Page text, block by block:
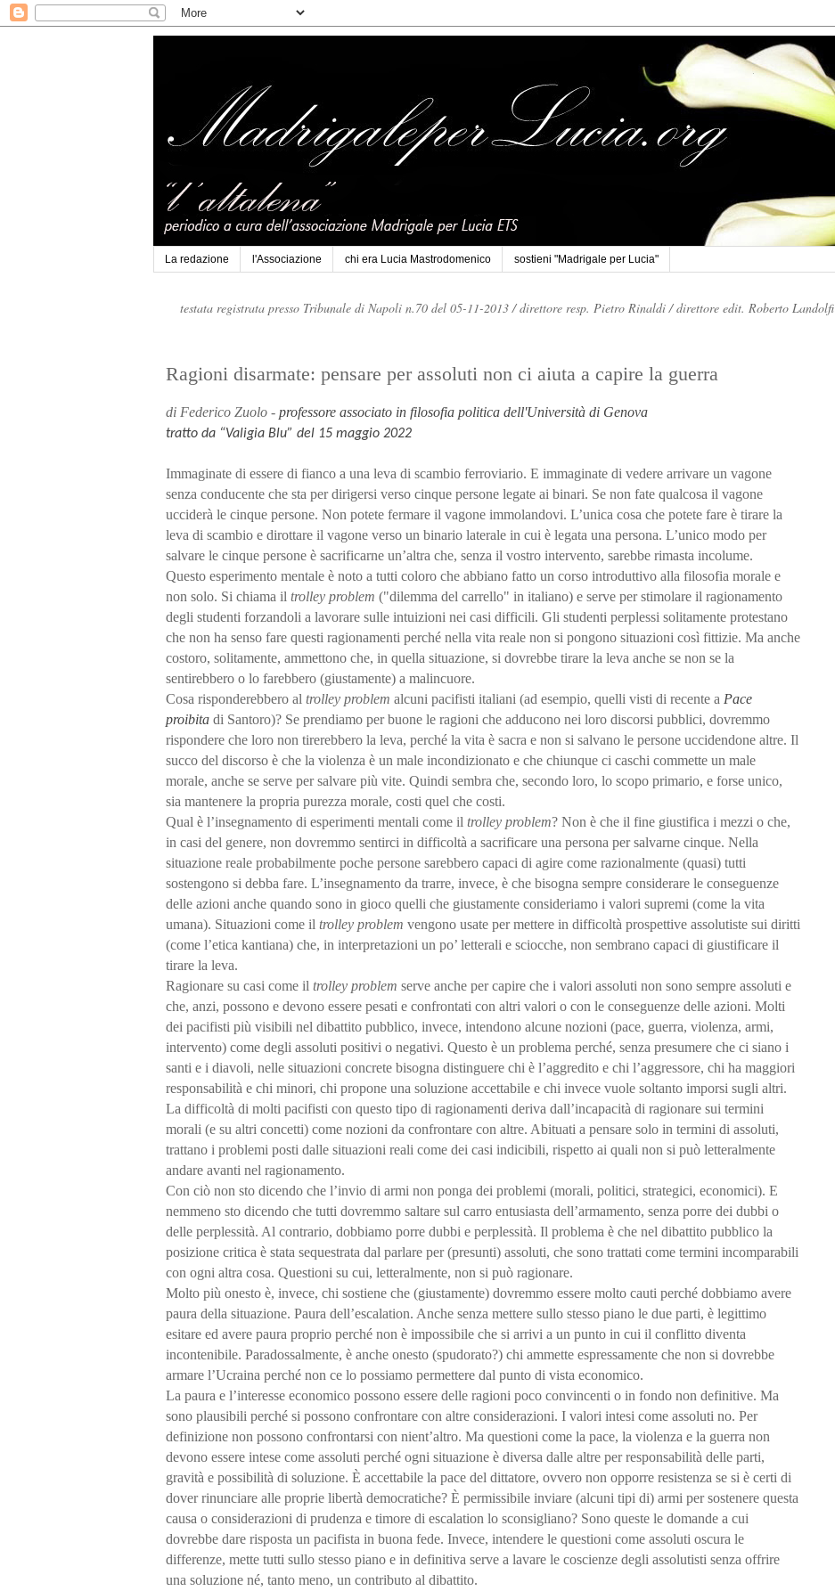
La redazione l'Associazione chi era Lucia Mastrodomenico sostieni "Madrigale per Lucia"
testata registrata presso Tribunale di Napoli n.70 del 05-11-2013 /direttore resp. Pietro Rinaldi /direttore edit. Roberto Landolfi
Ragioni disarmate: pensare per assoluti non ci aiuta a capire la guerra
di Federico Zuolo - professore associato in filosofia politica dell'Università di Genova
tratto da “Valigia Blu” del 15 maggio 2022
Immaginate di essere di fianco a una leva di scambio ferroviario. E immaginate di vedere arrivare un vagone
senza conducente che sta per dirigersi verso cinque persone legate ai binari. Se non fate qualcosa il vagone
ucciderà le cinque persone. Non potete fermare il vagone immolandovi. L’unica cosa che potete fare è tirare la
leva di scambio e dirottare il vagone verso un binario laterale in cui è legata una persona. L’unico modo per
salvare le cinque persone è sacrificarne un’altra che, senza il vostro intervento, sarebbe rimasta incolume.
Questo esperimento mentale è noto a tutti coloro che abbiano fatto un corso introduttivo alla filosofia morale e
non solo. Si chiama il trolley problem ("dilemma del carrello" in italiano) e serve per stimolare il ragionamento
degli studenti forzandoli a lavorare sulle intuizioni nei casi difficili. Gli studenti perplessi solitamente protestano
che non ha senso fare questi ragionamenti perché nella vita reale non si pongono situazioni così fittizie. Ma anche
costoro, solitamente, ammettono che, in quella situazione, si dovrebbe tirare la leva anche se non se la
sentirebbero o lo farebbero (giustamente) a malincuore.
Cosa risponderebbero al trolley problem alcuni pacifisti italiani (ad esempio, quelli visti di recente a Pace
proibita di Santoro)? Se prendiamo per buone le ragioni che adducono nei loro discorsi pubblici, dovremmo
rispondere che loro non tirerebbero la leva, perché la vita è sacra e non si salvano le persone uccidendone altre. Il
succo del discorso è che la violenza è un male incondizionato e che chiunque ci caschi commette un male
morale, anche se serve per salvare più vite. Quindi sembra che, secondo loro, lo scopo primario, e forse unico,
sia mantenere la propria purezza morale, costi quel che costi.
Qual è l’insegnamento di esperimenti mentali come il trolley problem? Non è che il fine giustifica i mezzi o che,
in casi del genere, non dovremmo sentirci in difficoltà a sacrificare una persona per salvarne cinque. Nella
situazione reale probabilmente poche persone sarebbero capaci di agire come razionalmente (quasi) tutti
sostengono si debba fare. L’insegnamento da trarre, invece, è che bisogna sempre considerare le conseguenze
delle azioni anche quando sono in gioco quelli che giustamente consideriamo i valori supremi (come la vita
umana). Situazioni come il trolley problem vengono usate per mettere in difficoltà prospettive assolutiste sui diritti
(come l’etica kantiana) che, in interpretazioni un po’ letterali e sciocche, non sembrano capaci di giustificare il
tirare la leva.
Ragionare su casi come il trolley problem serve anche per capire che i valori assoluti non sono sempre assoluti e
che, anzi, possono e devono essere pesati e confrontati con altri valori o con le conseguenze delle azioni. Molti
dei pacifisti più visibili nel dibattito pubblico, invece, intendono alcune nozioni (pace, guerra, violenza, armi,
intervento) come degli assoluti positivi o negativi. Questo è un problema perché, senza presumere che ci siano i
santi e i diavoli, nelle situazioni concrete bisogna distinguere chi è l’aggredito e chi l’aggressore, chi ha maggiori
responsabilità e chi minori, chi propone una soluzione accettabile e chi invece vuole soltanto imporsi sugli altri.
La difficoltà di molti pacifisti con questo tipo di ragionamenti deriva dall’incapacità di ragionare sui termini
morali (e su altri concetti) come nozioni da confrontare con altre. Abituati a pensare solo in termini di assoluti,
trattano i problemi posti dalle situazioni reali come dei casi indicibili, rispetto ai quali non si può letteralmente
andare avanti nel ragionamento.
Con ciò non sto dicendo che l’invio di armi non ponga dei problemi (morali, politici, strategici, economici). E
nemmeno sto dicendo che tutti dovremmo saltare sul carro entusiasta dell’armamento, senza porre dei dubbi o
delle perplessità. Al contrario, dobbiamo porre dubbi e perplessità. Il problema è che nel dibattito pubblico la
posizione critica è stata sequestrata dal parlare per (presunti) assoluti, che sono trattati come termini incomparabili
con ogni altra cosa. Questioni su cui, letteralmente, non si può ragionare.
Molto più onesto è, invece, chi sostiene che (giustamente) dovremmo essere molto cauti perché dobbiamo avere
paura della situazione. Paura dell’escalation. Anche senza mettere sullo stesso piano le due parti, è legittimo
esitare ed avere paura proprio perché non è impossibile che si arrivi a un punto in cui il conflitto diventa
incontenibile. Paradossalmente, è anche onesto (spudorato?) chi ammette espressamente che non si dovrebbe
armare l’Ucraina perché non ce lo possiamo permettere dal punto di vista economico.
La paura e l’interesse economico possono essere delle ragioni poco convincenti o in fondo non definitive. Ma
sono plausibili perché si possono confrontare con altre considerazioni. I valori intesi come assoluti no. Per
definizione non possono confrontarsi con nient’altro. Ma questioni come la pace, la violenza e la guerra non
devono essere intese come assoluti perché ogni situazione è diversa dalle altre per responsabilità delle parti,
gravità e possibilità di soluzione. È accettabile la pace del dittatore, ovvero non opporre resistenza se si è certi di
dover rinunciare alle proprie libertà democratiche? È permissibile inviare (alcuni tipi di) armi per sostenere questa
causa o considerazioni di prudenza e timore di escalation lo sconsigliano? Sono queste le domande a cui
dovrebbe dare risposta un pacifista in buona fede. Invece, intendere le questioni come assoluti oscura le
differenze, mette tutti sullo stesso piano e in definitiva serve a lavare le coscienze degli assolutisti senza offrire
una soluzione né, tanto meno, un contributo al dibattito.